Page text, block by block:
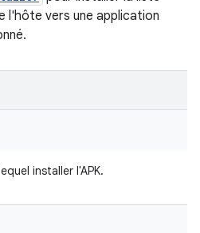
l'hôte vers une application
installer l'APK.